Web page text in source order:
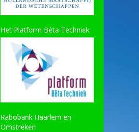
Het Platform Bèta Techniek
Rabobank Haarlem en
Omstreken